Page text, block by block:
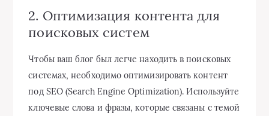
2. Оптимизация контента для
поисковых систем
Чтобы ваш блог был легче находить в поисковых
системах, необходимо оптимизировать контент
под SEO (Search Engine Optimization). Используйте
ключевые слова и фразы, которые связаны с темой